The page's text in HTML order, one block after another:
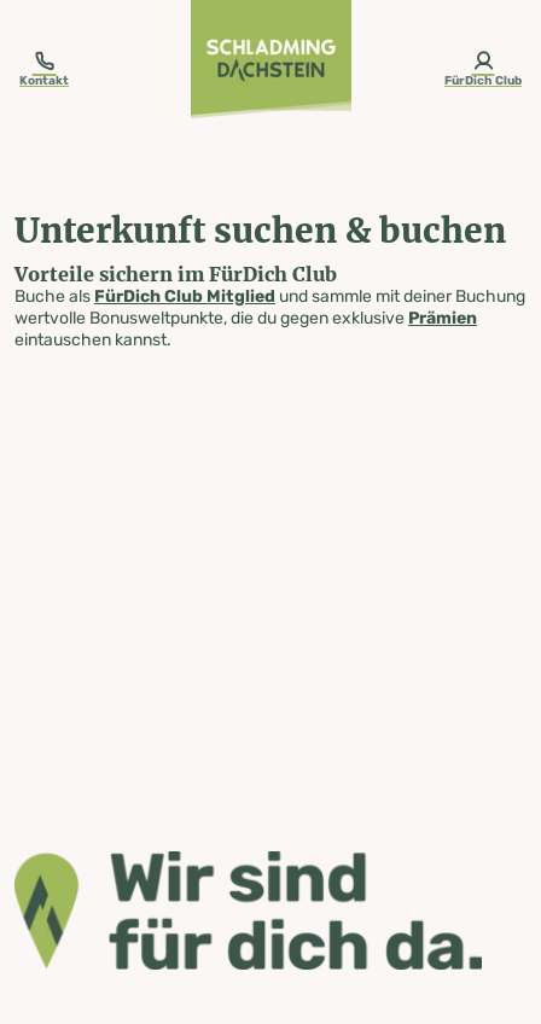
Kontakt FürDich Club
Unterkunft suchen & buchen
Vorteile sichern im FürDich Club
Buche als FürDich Club Mitglied und sammle mit deiner Buchung
wertvolle Bonusweltpunkte, die du gegen exklusive Prämien
eintauschen kannst.